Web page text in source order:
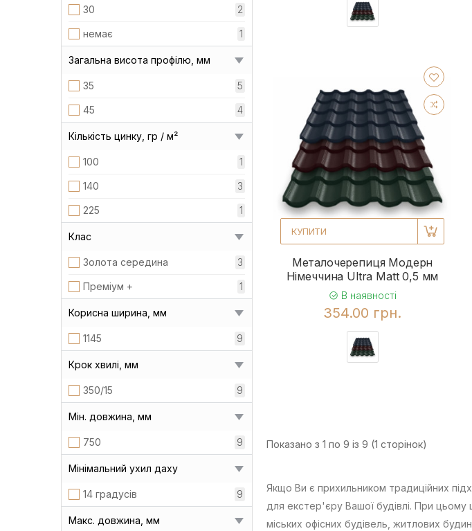
30 2
немає 1
Загальна висота профілю, мм
35 5
45 4
Кількість цинку, гр / м²
100 1
140 3
225 1
Клас
Золота середина 3
Преміум + 1
Корисна ширина, мм
1145 9
Крок хвилі, мм
350/15 9
Мін. довжина, мм
750 9
Мінімальний ухил даху
14 градусів 9
Макс. довжина, мм
КУПИТИ
Металочерепиця Модерн
Німеччина Ultra Matt 0,5 мм
В наявності
354.00 грн.
Показано з 1 по 9 із 9 (1 сторінок)
Якщо Ви є прихильником традиційних
для екстер'єру Вашої будівлі. При цьому
міських офісних будівель, житлових